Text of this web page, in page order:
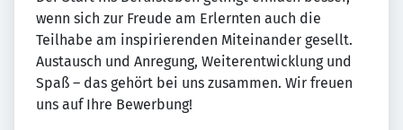
wenn sich zur Freude am Erlernten auch die
Teilhabe am inspirierenden Miteinander gesellt.
Austausch und Anregung, Weiterentwicklung und
Spaß – das gehört bei uns zusammen. Wir freuen
uns auf Ihre Bewerbung!